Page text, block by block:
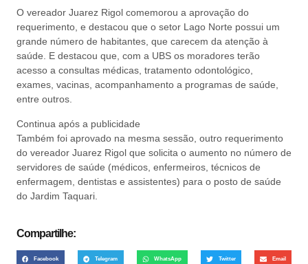
O vereador Juarez Rigol comemorou a aprovação do
requerimento, e destacou que o setor Lago Norte possui um
grande número de habitantes, que carecem da atenção à
saúde. E destacou que, com a UBS os moradores terão
acesso a consultas médicas, tratamento odontológico,
exames, vacinas, acompanhamento a programas de saúde,
entre outros.
Continua após a publicidade
Também foi aprovado na mesma sessão, outro requerimento
do vereador Juarez Rigol que solicita o aumento no número de
servidores de saúde (médicos, enfermeiros, técnicos de
enfermagem, dentistas e assistentes) para o posto de saúde
do Jardim Taquari.
Compartilhe:
Facebook Telegram WhatsApp Twitter Email